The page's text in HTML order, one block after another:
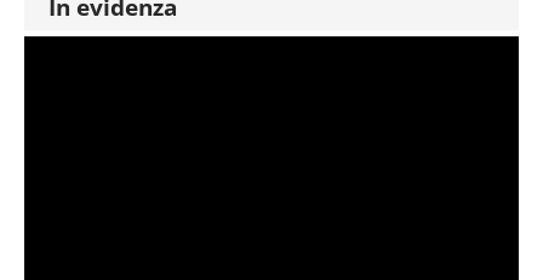
In evidenza